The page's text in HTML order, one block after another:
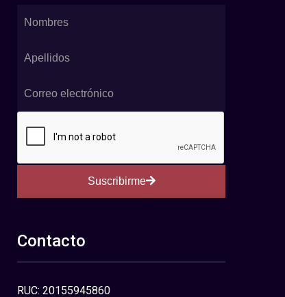
Suscribirme
Contacto
RUC: 20155945860